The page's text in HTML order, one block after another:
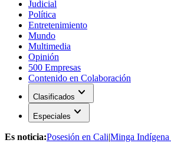
Judicial
Política
Entretenimiento
Mundo
Multimedia
Opinión
500 Empresas
Contenido en Colaboración
Clasificados expand_more
Especiales expand_more
Es noticia:Posesión en Cali|Minga Indígena